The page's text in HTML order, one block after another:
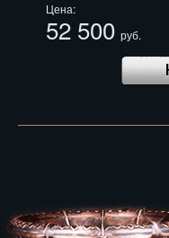
Цена:
52 500 руб.